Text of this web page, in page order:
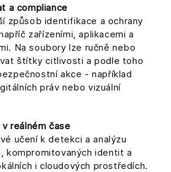
a compliance
způsob identifikace a ochrany
zařízeními, aplikacemi a
Na soubory lze ručně nebo
štítky citlivosti a podle toho
akce - například
práv nebo vizuální
reálném čase
učení k detekci a analýzu
kompromitovaných identit a
i cloudových prostředích.